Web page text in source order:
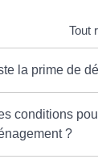
Tout
la prime de
conditions
?